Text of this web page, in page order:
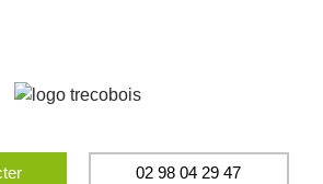
02 98 04 29 47